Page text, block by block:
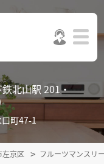
北山駅 201・
町47-1
左京区 フルーツマンスリ